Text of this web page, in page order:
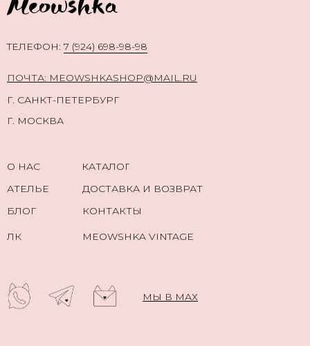
МЫ В МАХ
TЕЛЕФОН: 7 (924) 698-98-98
ПОЧТА: MEOWSHKASHOP@MAIL.RU
Г. САНКТ-ПЕТЕРБУРГ
Г. МОСКВА
О НАС
КАТАЛОГ
АТЕЛЬЕ
БЛОГ
MEOWSHKA VINTAGE
ЛК
КОНТАКТЫ
ДОСТАВКА И ВОЗВРАТ